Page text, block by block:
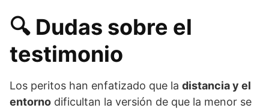
🔍 Dudas sobre el
testimonio
Los peritos han enfatizado que la distancia y el
entorno dificultan la versión de que la menor se